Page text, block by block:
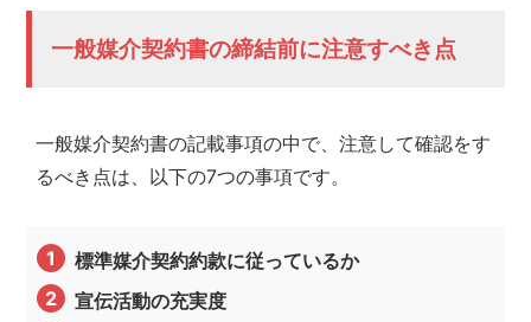
一般媒介契約書の締結前に注意すべき点
一般媒介契約書の記載事項の中で、注意して確認をす
るべき点は、以下の7つの事項です。
標準媒介契約約款に従っているか
宣伝活動の充実度